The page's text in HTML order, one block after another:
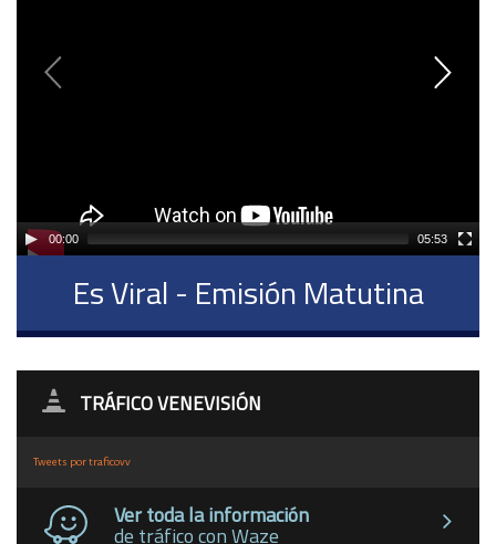
00:00 05:53
Es Viral - Emisión Matutina
TRÁFICO VENEVISIÓN
Tweets por traficovv
Ver toda la información
de tráfico con Waze